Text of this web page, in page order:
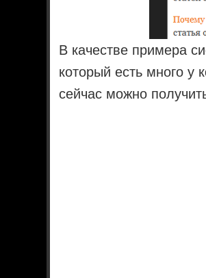
В качестве примера
который есть много у
сейчас можно